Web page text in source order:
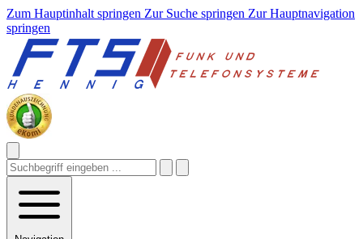
Zum Hauptinhalt springen Zur Suche springen Zur Hauptnavigation
springen